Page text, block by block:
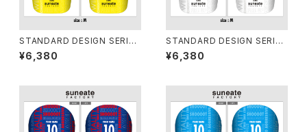
STANDARD DESIGN SERIES
[TYPOGRAPHY YELLOW]
¥6,380
STANDARD DESIGN SERIES
[TYPOGRAPHY WHITE]
¥6,380